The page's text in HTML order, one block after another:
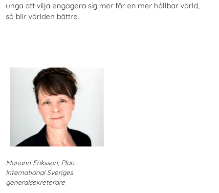
unga att vilja engagera sig mer för en mer hållbar värld,
så blir världen bättre.
Mariann Eriksson, Plan
International Sveriges
generalsekreterare